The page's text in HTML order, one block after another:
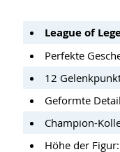
League of
Perfekte
12
Geformte
Champion-
Höhe der